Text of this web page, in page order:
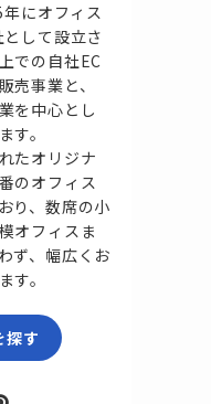
にオフィス
して設立さ
での自社EC
売事業と、
を中心とし
す。
たオリジナ
のオフィス
り、数席の小
オフィスま
ず、幅広くお
す。
探す